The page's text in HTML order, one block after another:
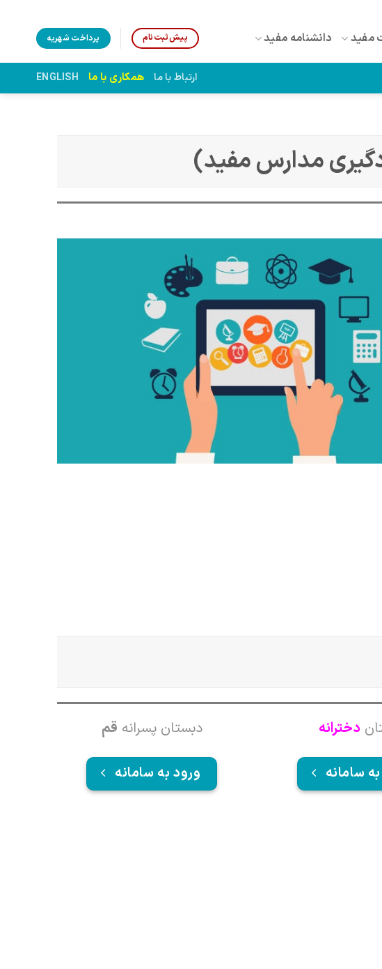
مفید دانشنامه مفید پیش‌ثبت‌نام پرداخت شهریه
ارتباط با ما همکاری با ما ENGLISH
مدارس مفید)
دخترانه
سامانه
دبستان پسرانه قم
ورود به سامانه